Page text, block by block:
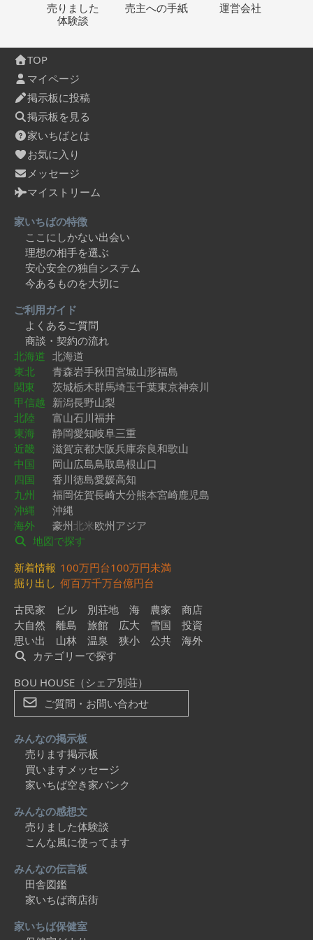
売りました
体験談
売主への手紙 運営会社
TOP
マイページ
掲示板に投稿
掲示板を見る
家いちばとは
お気に入り
メッセージ
マイストリーム
家いちばの特徴
ここにしかない出会い
理想の相手を選ぶ
安心安全の独自システム
今あるものを大切に
ご利用ガイド
よくあるご質問
商談・契約の流れ
北海道 北海道
東北
青森岩手秋田宮城山形福島
関東
茨城栃木群馬埼玉千葉東京神奈川
甲信越 新潟長野山梨
北陸
富山石川福井
東海
静岡愛知岐阜三重
近畿
滋賀京都大阪兵庫奈良和歌山
中国
岡山広島鳥取島根山口
四国
香川徳島愛媛高知
九州
福岡佐賀長崎大分熊本宮崎鹿児島
沖縄
沖縄
海外
豪州北米欧州アジア
地図で探す
新着情報 100万円台100万円未満
掘り出し 何百万千万台億円台
古民家
ビル 別荘地 海 農家
商店
大自然
離島 旅館 広大 雪国
投資
思い出
山林 温泉 狭小 公共
海外
カテゴリーで探す
BOU HOUSE（シェア別荘）
ご質問・お問い合わせ
みんなの掲示板
売ります掲示板
買いますメッセージ
家いちば空き家バンク
みんなの感想文
売りました体験談
こんな風に使ってます
みんなの伝言板
田舎図鑑
家いちば商店街
家いちば保健室